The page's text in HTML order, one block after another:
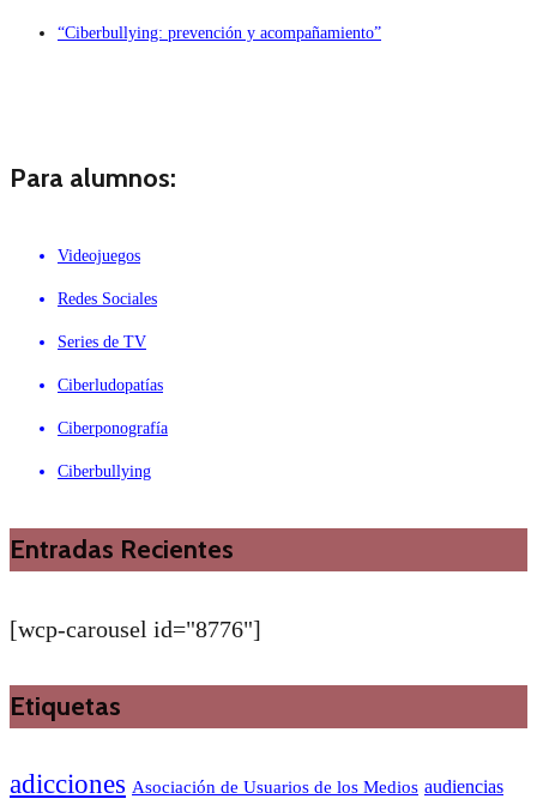
“Ciberbullying: prevención y acompañamiento”
Para alumnos:
Videojuegos
Redes Sociales
Series de TV
Ciberludopatías
Ciberponografía
Ciberbullying
Entradas Recientes
[wcp-carousel id="8776"]
Etiquetas
adicciones Asociación de Usuarios de los Medios audiencias